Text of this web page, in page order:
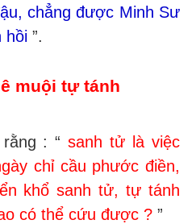
chẳng được Minh Sư
hồi ”.
muội tự tánh
rằng : “sanh tử là việc
chỉ cầu phước điền,
khổ sanh tử, tự tánh
có thể cứu được ? ”